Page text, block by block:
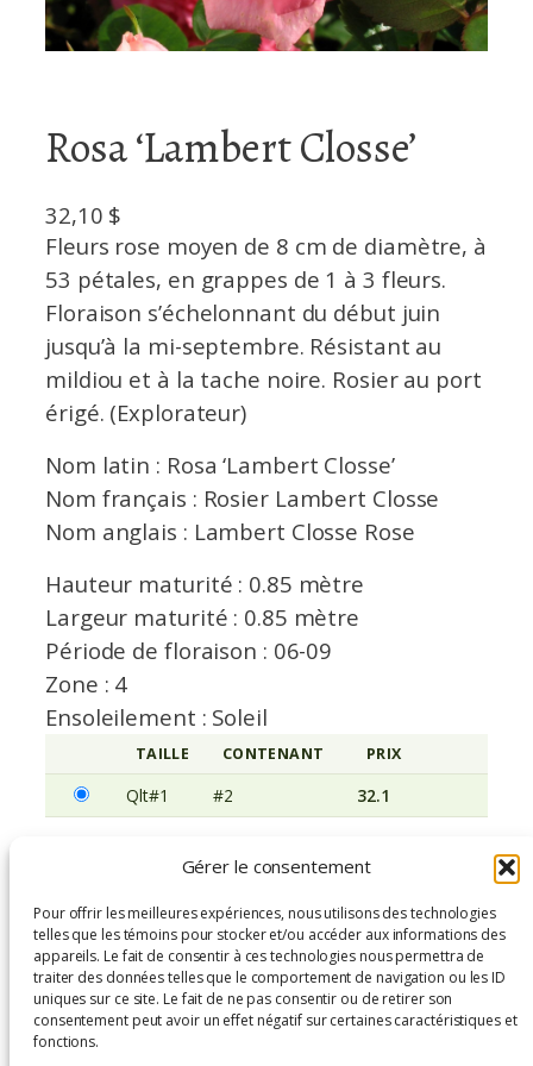
Gérer le consentement
Pour offrir les meilleures expériences, nous utilisons des technologies
telles que les témoins pour stocker et/ou accéder aux informations des
appareils. Le fait de consentir à ces technologies nous permettra de
traiter des données telles que le comportement de navigation ou les ID
uniques sur ce site. Le fait de ne pas consentir ou de retirer son
consentement peut avoir un effet négatif sur certaines caractéristiques et
fonctions.
Rosa ‘Lambert Closse’
32,10 $
Fleurs rose moyen de 8 cm de diamètre, à
53 pétales, en grappes de 1 à 3 fleurs.
Floraison s’échelonnant du début juin
jusqu’à la mi-septembre. Résistant au
mildiou et à la tache noire. Rosier au port
érigé. (Explorateur)
Nom latin : Rosa ‘Lambert Closse’
Nom français : Rosier Lambert Closse
Nom anglais : Lambert Closse Rose
Hauteur maturité : 0.85 mètre
Largeur maturité : 0.85 mètre
Période de floraison : 06-09
Zone : 4
Ensoleilement : Soleil
TAILLE CONTENANT PRIX
Qlt#1 #2 32.1
Rosa ‘Lambert Closse’ – Qlt#1, #2
135 en inventaire
q
u
a
− + Ajouter au panier